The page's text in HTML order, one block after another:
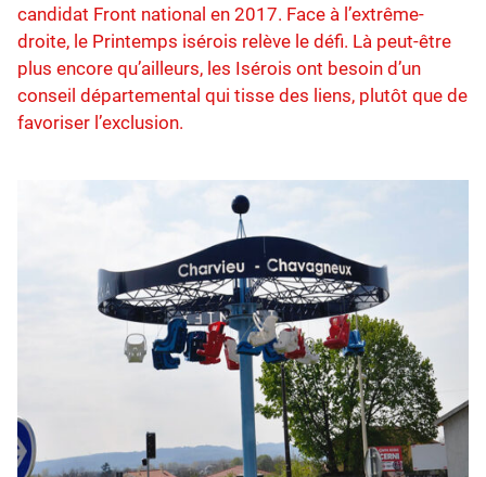
candidat Front national en 2017. Face à l’extrême-
droite, le Printemps isérois relève le défi. Là peut-être
plus encore qu’ailleurs, les Isérois ont besoin d’un
conseil départemental qui tisse des liens, plutôt que de
favoriser l’exclusion.